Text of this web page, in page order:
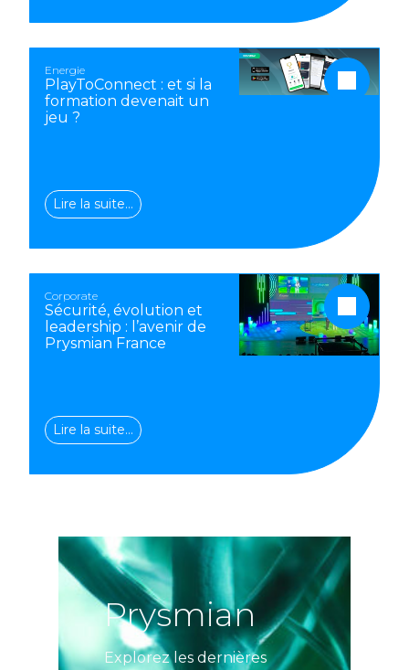
Energie
PlayToConnect : et si la
formation devenait un
jeu ?
Lire la suite…
Corporate
Sécurité, évolution et
leadership : l’avenir de
Prysmian France
Lire la suite…
Prysmian
Explorez les dernières